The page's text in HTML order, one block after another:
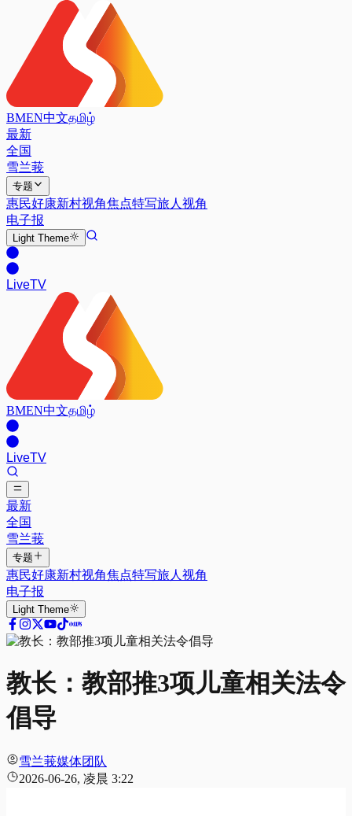
BMEN中文தமிழ்
最新
全国
雪兰莪
专题
惠民好康新村视角焦点特写旅人视角
电子报
Light Theme
LiveTV
BMEN中文தமிழ்
LiveTV
最新
全国
雪兰莪
专题
惠民好康新村视角焦点特写旅人视角
电子报
Light Theme
教长：教部推3项儿童相关法令
倡导
雪兰莪媒体团队
2026-06-26, 凌晨 3:22